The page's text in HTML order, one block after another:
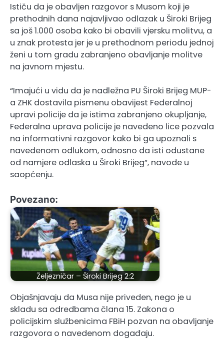
Ističu da je obavljen razgovor s Musom koji je
prethodnih dana najavljivao odlazak u Široki Brijeg
sa još 1.000 osoba kako bi obavili vjersku molitvu, a
u znak protesta jer je u prethodnom periodu jednoj
ženi u tom gradu zabranjeno obavljanje molitve
na javnom mjestu.
“Imajući u vidu da je nadležna PU Široki Brijeg MUP-
a ZHK dostavila pismenu obavijest Federalnoj
upravi policije da je istima zabranjeno okupljanje,
Federalna uprava policije je navedeno lice pozvala
na informativni razgovor kako bi ga upoznali s
navedenom odlukom, odnosno da isti odustane
od namjere odlaska u Široki Brijeg”, navode u
saopćenju.
Povezano:
Željezničar – Široki Brijeg 2:2
Objašnjavaju da Musa nije priveden, nego je u
skladu sa odredbama člana 15. Zakona o
policijskim službenicima FBiH pozvan na obavljanje
razgovora o navedenom događaju.